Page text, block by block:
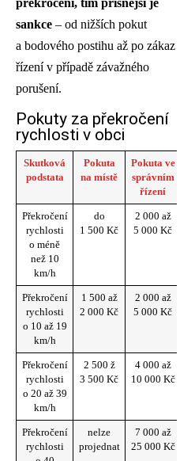
překročení, tím přísnější je
sankce – od nižších pokut
a bodového postihu až po zákaz
řízení v případě závažného
porušení.
Pokuty za překročení
rychlosti v obci
Skutková
podstata
Pokuta
na místě
Pokuta ve
správním
řízení
Překročení
rychlosti
o méně
než 10
km/h
do
1 500 Kč
2 000 až
5 000 Kč
Překročení
rychlosti
o 10 až 19
km/h
1 500 až
2 000 Kč
2 000 až
5 000 Kč
Překročení
rychlosti
o 20 až 39
km/h
2 500 ž
3 500 Kč
4 000 až
10 000 Kč
Překročení
rychlosti
nelze
projednat
7 000 až
25 000 Kč